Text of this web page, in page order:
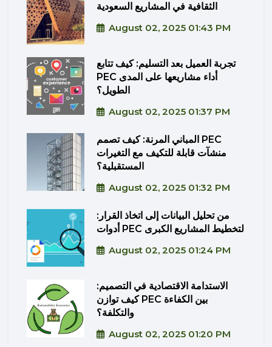
الثقافية في المشاريع السعودية
August 02, 2025 01:43 PM
تجربة العميل بعد التسليم: كيف تتابع
PEC أداء مشاريعها على المدى
الطويل؟
August 02, 2025 01:37 PM
المباني المرنة: كيف تصمم PEC
منشآت قابلة للتكيف مع التغيرات
المستقبلية؟
August 02, 2025 01:32 PM
من تحليل البيانات إلى اتخاذ القرار:
أدوات PEC لتخطيط المشاريع الكبرى
August 02, 2025 01:24 PM
الاستدامة الاقتصادية في التصميم:
كيف توازن PEC بين الكفاءة
والتكلفة؟
August 02, 2025 01:20 PM